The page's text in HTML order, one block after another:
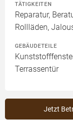
TÄTIGKEITEN
Reparatur,
Rollläden,
GEBÄUDETEILE
Terrassentür
Jetzt